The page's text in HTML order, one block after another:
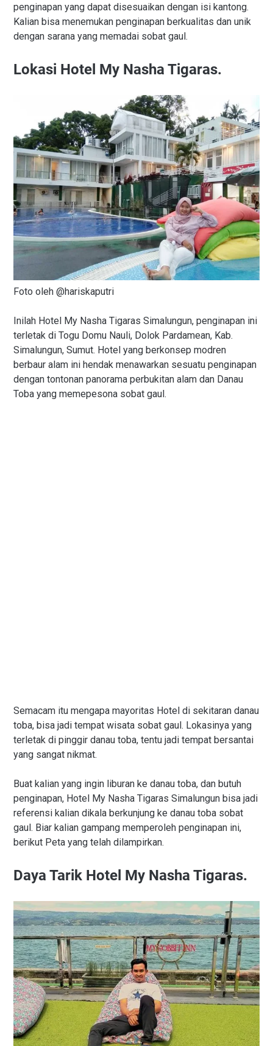
penginapan yang dapat disesuaikan dengan isi kantong.
Kalian bisa menemukan penginapan berkualitas dan unik
dengan sarana yang memadai sobat gaul.
Lokasi Hotel My Nasha Tigaras.
Foto oleh @hariskaputri
Inilah Hotel My Nasha Tigaras Simalungun, penginapan ini
terletak di Togu Domu Nauli, Dolok Pardamean, Kab.
Simalungun, Sumut. Hotel yang berkonsep modren
berbaur alam ini hendak menawarkan sesuatu penginapan
dengan tontonan panorama perbukitan alam dan Danau
Toba yang memepesona sobat gaul.
Semacam itu mengapa mayoritas Hotel di sekitaran danau
toba, bisa jadi tempat wisata sobat gaul. Lokasinya yang
terletak di pinggir danau toba, tentu jadi tempat bersantai
yang sangat nikmat.
Buat kalian yang ingin liburan ke danau toba, dan butuh
penginapan, Hotel My Nasha Tigaras Simalungun bisa jadi
referensi kalian dikala berkunjung ke danau toba sobat
gaul. Biar kalian gampang memperoleh penginapan ini,
berikut Peta yang telah dilampirkan.
Daya Tarik Hotel My Nasha Tigaras.